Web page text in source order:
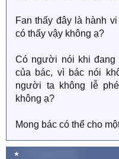
Fan thấy đây là hành
có thấy vậy không ạ?
Có người nói khi đang
của bác, vì bác nói
người ta không lễ
không ạ?
Mong bác có thể cho
★